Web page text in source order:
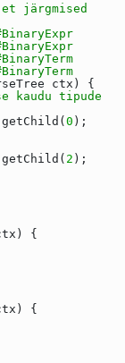
järgmised
ctx) {
kaudu tipude
0 );
2 );
{
{